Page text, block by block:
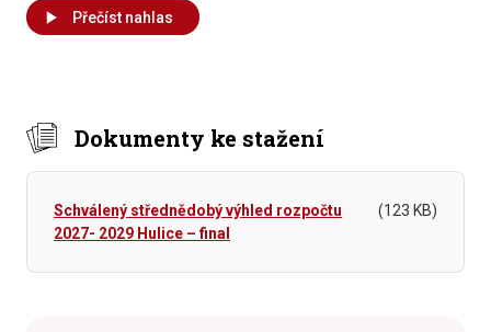
Přečíst nahlas
Dokumenty ke stažení
Schválený střednědobý výhled rozpočtu
2027- 2029 Hulice – final
(123 KB)